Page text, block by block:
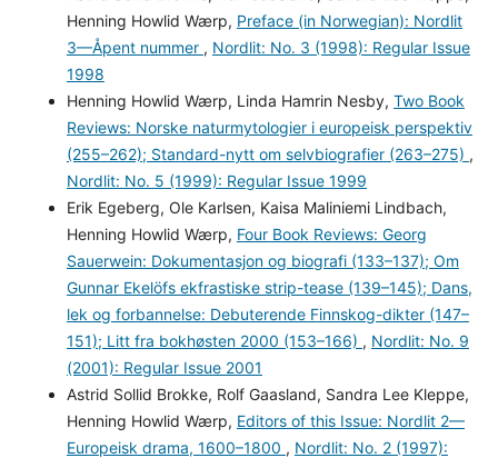
Henning Howlid Wærp, Preface (in Norwegian): Nordlit
3—Åpent nummer , Nordlit: No. 3 (1998): Regular Issue
1998
Henning Howlid Wærp, Linda Hamrin Nesby, Two Book
Reviews: Norske naturmytologier i europeisk perspektiv
(255–262); Standard-nytt om selvbiografier (263–275) ,
Nordlit: No. 5 (1999): Regular Issue 1999
Erik Egeberg, Ole Karlsen, Kaisa Maliniemi Lindbach,
Henning Howlid Wærp, Four Book Reviews: Georg
Sauerwein: Dokumentasjon og biografi (133–137); Om
Gunnar Ekelöfs ekfrastiske strip-tease (139–145); Dans,
lek og forbannelse: Debuterende Finnskog-dikter (147–
151); Litt fra bokhøsten 2000 (153–166) , Nordlit: No. 9
(2001): Regular Issue 2001
Astrid Sollid Brokke, Rolf Gaasland, Sandra Lee Kleppe,
Henning Howlid Wærp, Editors of this Issue: Nordlit 2—
Europeisk drama, 1600–1800 , Nordlit: No. 2 (1997):